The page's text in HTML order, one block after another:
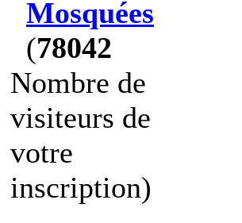
Mosquées
(78042
Nombre de
visiteurs de
votre
inscription)